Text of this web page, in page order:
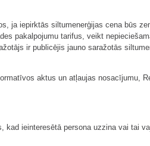
ja iepirktās siltumenerģijas cena būs
pakalpojumu tarifus, veikt
ir publicējis jauno saražotās
aktus un atļaujas nosacījumu,
ieinteresētā persona uzzina vai tai